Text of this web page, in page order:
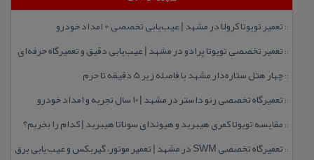
:: تعمیر تویوتا كرولا در مشهد | عیب‌یابی تخصصی + امداد خودرو
:: تعمیر تخصصی تویوتا پرادو در مشهد | عیب‌یابی دقیق و تعمیرگاه حرفه‌ای
::چهار هتل‌ ستاره‌دار مشهد با فاصله زیر 5 دقیقه تا حرم
:: تعمیرگاه تخصصی رنو داستر در مشهد | ۱۰ سال تجربه و امداد خودرو
:: مقایسه تویوتا كمری هیبرید و هیوندای سوناتا هیبرید | كدام را بخریم؟
:: تعمیرگاه تخصصی SWM در مشهد | تعمیر موتور، گیربكس و عیب‌یابی برق